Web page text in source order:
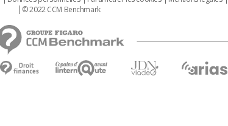
© 2022 CCM Benchmark